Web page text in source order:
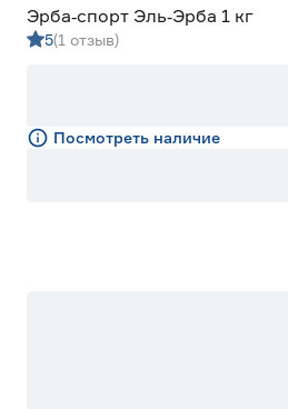
Эрба‑спорт Эль‑Эрба 1 кг
5(1 отзыв)
Посмотреть наличие